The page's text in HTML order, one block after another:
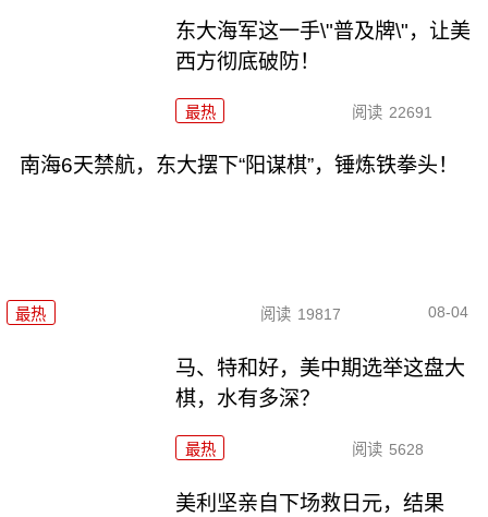
东大海军这一手\"普及牌\"，让美
西方彻底破防！
最热 阅读 22691
南海6天禁航，东大摆下“阳谋棋”，锤炼铁拳头！
最热 阅读 19817 08-04
马、特和好，美中期选举这盘大
棋，水有多深？
最热 阅读 5628
美利坚亲自下场救日元，结果